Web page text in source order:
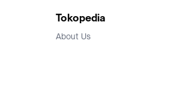
Tokopedia
About Us